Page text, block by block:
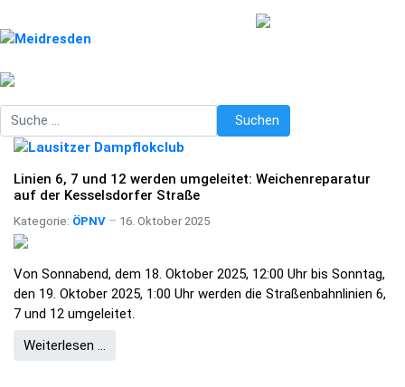
Suchen Suchen
Linien 6, 7 und 12 werden umgeleitet: Weichenreparatur
auf der Kesselsdorfer Straße
Kategorie: ÖPNV 16. Oktober 2025
Von Sonnabend, dem 18. Oktober 2025, 12:00 Uhr bis Sonntag,
den 19. Oktober 2025, 1:00 Uhr werden die Straßenbahnlinien 6,
7 und 12 umgeleitet.
Weiterlesen …